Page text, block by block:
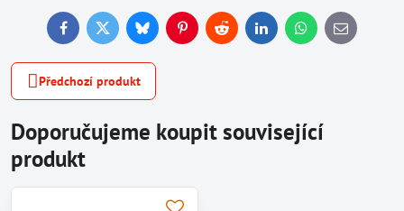
FacebookTwitterBlueskyPinterestReddit LinkedInWhatsApp
E-
mail
Předchozí produkt
Doporučujeme koupit související
produkt